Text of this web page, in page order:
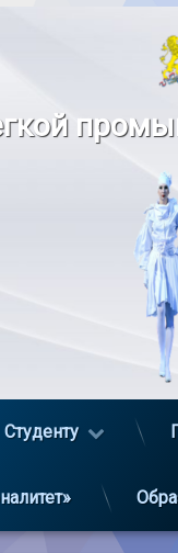
Студенту